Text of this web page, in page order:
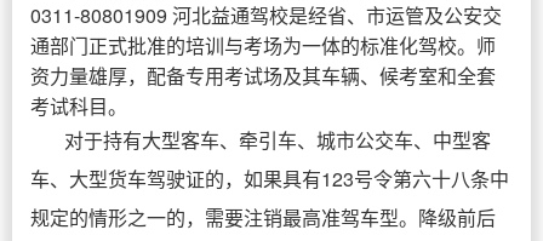
0311-80801909 河北益通驾校是经省、市运管及公安交
通部门正式批准的培训与考场为一体的标准化驾校。师
资力量雄厚，配备专用考试场及其车辆、候考室和全套
考试科目。
对于持有大型客车、牵引车、城市公交车、中型客
车、大型货车驾驶证的，如果具有123号令第六十八条中
规定的情形之一的，需要注销最高准驾车型。降级前后